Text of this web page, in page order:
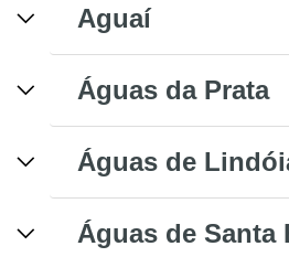
Aguaí
Águas da Prata
Águas de
Águas de Santa